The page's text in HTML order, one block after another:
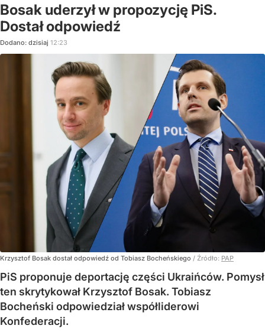
Bosak uderzył w propozycję PiS.
Dostał odpowiedź
Dodano: dzisiaj 12:23
Krzysztof Bosak dostał odpowiedź od Tobiasz Bocheńskiego / Źródło: PAP
PiS proponuje deportację części Ukraińców. Pomysł
ten skrytykował Krzysztof Bosak. Tobiasz
Bocheński odpowiedział współliderowi
Konfederacji.